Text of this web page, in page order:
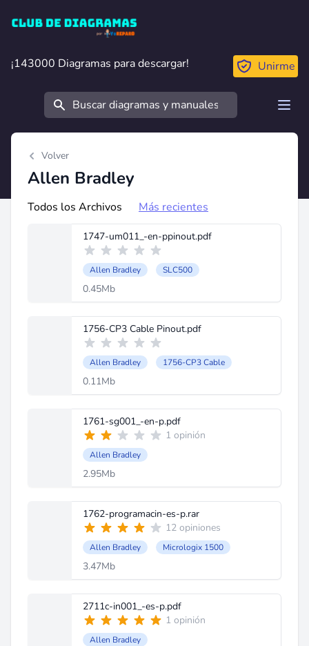
Club de Diagramas
¡143000 Diagramas para descargar!
¡143000 Diagramas para descargar! Unirme
Buscar
Volver
Allen Bradley
Todos los Archivos Más recientes
1747-um011_-en-ppinout.pdf
Allen Bradley SLC500
0.45Mb
1756-CP3 Cable Pinout.pdf
Allen Bradley 1756-CP3 Cable
0.11Mb
1761-sg001_-en-p.pdf
1 opinión
Allen Bradley
2.95Mb
1762-programacin-es-p.rar
12 opiniones
Allen Bradley Micrologix 1500
3.47Mb
2711c-in001_-es-p.pdf
1 opinión
Allen Bradley